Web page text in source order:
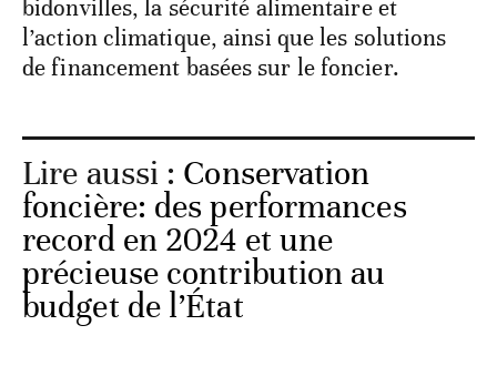
bidonvilles, la sécurité alimentaire et
l’action climatique, ainsi que les solutions
de financement basées sur le foncier.
Lire aussi : Conservation
foncière: des performances
record en 2024 et une
précieuse contribution au
budget de l’État